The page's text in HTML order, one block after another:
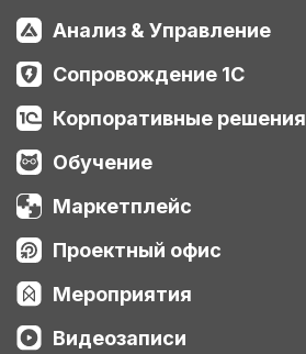
Анализ & Управление
Сопровождение 1С
Корпоративные решения
Обучение
Маркетплейс
Проектный офис
Мероприятия
Видеозаписи